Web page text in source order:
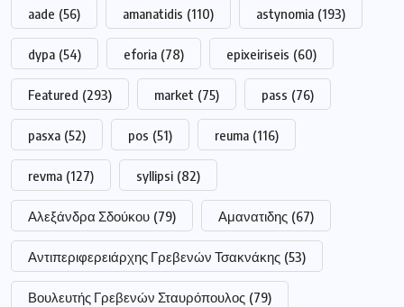
aade (56) amanatidis (110) astynomia (193)
dypa (54) eforia (78) epixeiriseis (60)
Featured (293) market (75) pass (76)
pasxa (52) pos (51) reuma (116)
revma (127) syllipsi (82)
Αλεξάνδρα Σδούκου (79) Αμανατιδης (67)
Αντιπεριφερειάρχης Γρεβενών Τσακνάκης (53)
Βουλευτής Γρεβενών Σταυρόπουλος (79)